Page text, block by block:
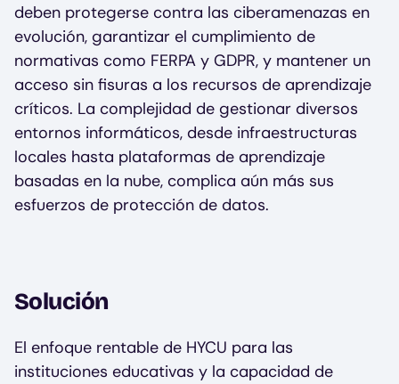
deben protegerse contra las ciberamenazas en
evolución, garantizar el cumplimiento de
normativas como FERPA y GDPR, y mantener un
acceso sin fisuras a los recursos de aprendizaje
críticos. La complejidad de gestionar diversos
entornos informáticos, desde infraestructuras
locales hasta plataformas de aprendizaje
basadas en la nube, complica aún más sus
esfuerzos de protección de datos.
Solución
El enfoque rentable de HYCU para las
instituciones educativas y la capacidad de